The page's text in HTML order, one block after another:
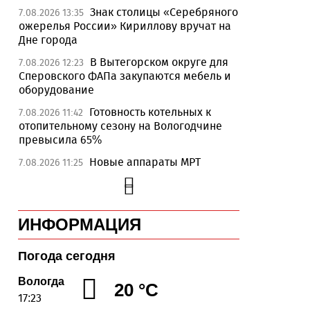
7.08.2026 13:35 Знак столицы «Серебряного
ожерелья России» Кириллову вручат на
Дне города
7.08.2026 12:23
В Вытегорском округе для
Сперовского ФАПа закупаются мебель и
оборудование
7.08.2026 11:42
Готовность котельных к
отопительному сезону на Вологодчине
превысила 65%
7.08.2026 11:25 Новые аппараты МРТ
установят в двух медучреждениях
Вологодской области
7.08.2026 10:41 В Устюжне отметят 774-
летие города фестивалем кузнечного
мастерства
7.08.2026 10:18
Вологодская область
уверенно шагает в цифровое будущее
7.08.2026 09:49 На Вологодчине подвели
ИНФОРМАЦИЯ
Погода сегодня
Вологда
17:23 20 °C